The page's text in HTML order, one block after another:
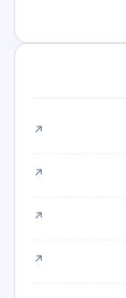
↗
↗
↗
↗